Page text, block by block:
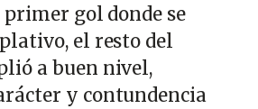
gol donde se
el resto del
a buen nivel,
y contundencia